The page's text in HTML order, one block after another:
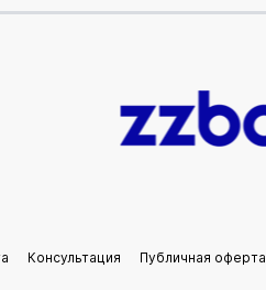
Консультация Публичная оферта